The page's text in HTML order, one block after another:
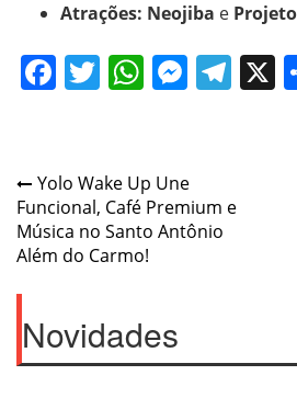
Atrações: Neojiba e
Facebook
Twitter X
Post
navigation
Yolo Wake Up Une
Funcional, Café Premium e
Música no Santo Antônio
Além do Carmo!
Novidades